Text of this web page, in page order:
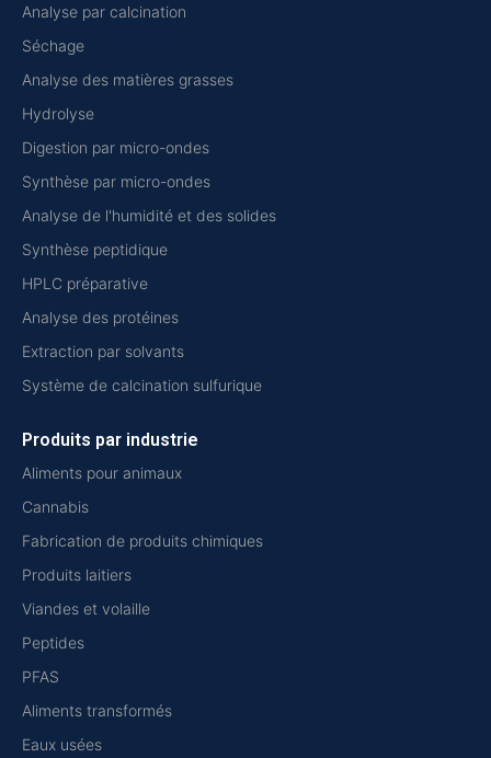
Analyse par calcination
Séchage
Analyse des matières grasses
Hydrolyse
Digestion par micro-ondes
Synthèse par micro-ondes
Analyse de l'humidité et des solides
Synthèse peptidique
HPLC préparative
Analyse des protéines
Extraction par solvants
Système de calcination sulfurique
Produits par industrie
Aliments pour animaux
Cannabis
Fabrication de produits chimiques
Produits laitiers
Viandes et volaille
Peptides
PFAS
Aliments transformés
Eaux usées